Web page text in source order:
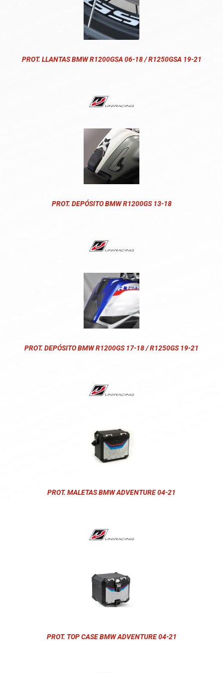
PROT. LLANTAS BMW R1200GSA 06-18 / R1250GSA 19-21
PROT. DEPÓSITO BMW R1200GS 13-18
PROT. DEPÓSITO BMW R1200GS 17-18 / R1250GS 19-21
PROT. MALETAS BMW ADVENTURE 04-21
PROT. TOP CASE BMW ADVENTURE 04-21